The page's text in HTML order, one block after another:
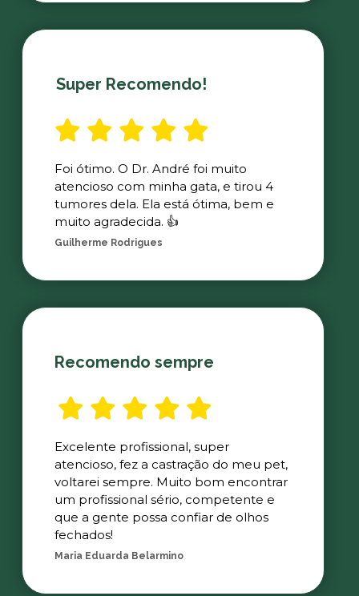
Super Recomendo!
Foi ótimo. O Dr. André foi muito
atencioso com minha gata, e tirou 4
tumores dela. Ela está ótima, bem e
muito agradecida. 👍
Guilherme Rodrigues
Recomendo sempre
Excelente profissional, super
atencioso, fez a castração do meu pet,
voltarei sempre. Muito bom encontrar
um profissional sério, competente e
que a gente possa confiar de olhos
fechados!
Maria Eduarda Belarmino